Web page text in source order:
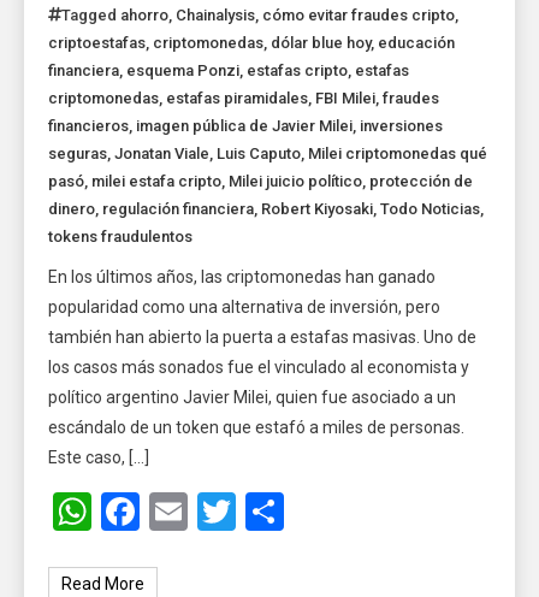
Tagged ahorro, Chainalysis, cómo evitar fraudes cripto,
criptoestafas, criptomonedas, dólar blue hoy, educación
financiera, esquema Ponzi, estafas cripto, estafas
criptomonedas, estafas piramidales, FBI Milei,fraudes
financieros, imagen pública de Javier Milei, inversiones
seguras,Jonatan Viale, Luis Caputo, Milei criptomonedas qué
pasó, milei estafa cripto, Milei juicio político, protección de
dinero, regulación financiera, Robert Kiyosaki,Todo Noticias,
tokens fraudulentos
En los últimos años, las criptomonedas han ganado
popularidad como una alternativa de inversión, pero
también han abierto la puerta a estafas masivas. Uno de
los casos más sonados fue el vinculado al economista y
político argentino Javier Milei, quien fue asociado a un
escándalo de un token que estafó a miles de personas.
Este caso, […]
WhatsApp
Facebook
EmailTwitter
Read More